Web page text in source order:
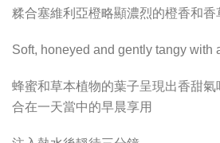
糅合塞維利亞橙略顯濃烈的橙香和香
Soft, honeyed and gently tangy with
蜂蜜和草本植物的葉子呈現出香甜
合在一天當中的早晨享用